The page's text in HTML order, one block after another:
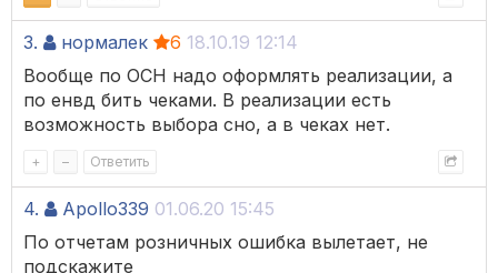
3. нормалек 6 18.10.19 12:14
Вообще по ОСН надо оформлять реализации, а
по енвд бить чеками. В реализации есть
возможность выбора сно, а в чеках нет.
+ – Ответить
4. Apollo339 01.06.20 15:45
По отчетам розничных ошибка вылетает, не
подскажите